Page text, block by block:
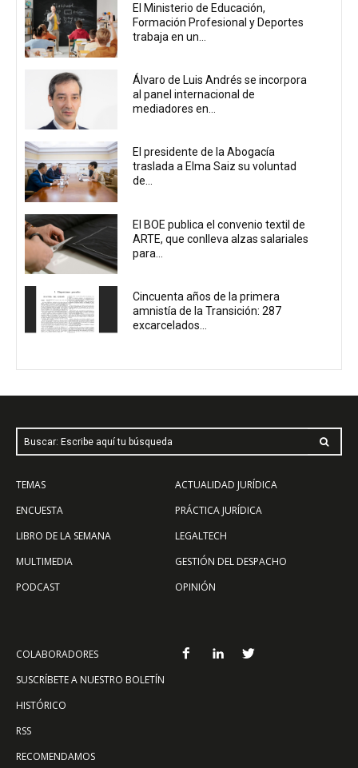
El Ministerio de Educación,
Formación Profesional y Deportes
trabaja en un...
Álvaro de Luis Andrés se incorpora
al panel internacional de
mediadores en...
El presidente de la Abogacía
traslada a Elma Saiz su voluntad
de...
El BOE publica el convenio textil de
ARTE, que conlleva alzas salariales
para...
Cincuenta años de la primera
amnistía de la Transición: 287
excarcelados...
Buscar: Escribe aquí tu búsqueda
TEMAS
ENCUESTA
LIBRO DE LA SEMANA
MULTIMEDIA
PODCAST
ACTUALIDAD JURÍDICA
PRÁCTICA JURÍDICA
LEGALTECH
GESTIÓN DEL DESPACHO
OPINIÓN
COLABORADORES
SUSCRÍBETE A NUESTRO BOLETÍN
HISTÓRICO
RSS
RECOMENDAMOS